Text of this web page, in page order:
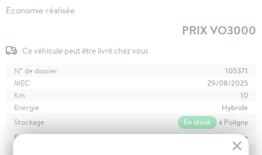
Economie réalisée
PRIX VO3000
Ce véhicule peut être livré chez vous
N° de dossier
105371
MEC
29/08/2025
Km
10
Energie
Hybride
Stockage
En stock
à Poligny
Boîte
boîte automatique
7 cv